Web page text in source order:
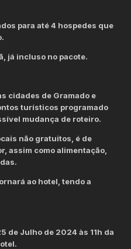
para até 4 hospedes que
já incluso no pacote.
cidades de Gramado e
turísticos programado
mudança de roteiro.
não gratuitos, é de
assim como alimentação,
ao hotel, tendo a
de Julho de 2024 às 11h da